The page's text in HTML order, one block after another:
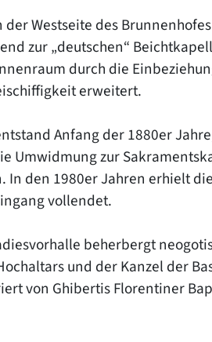
Westseite des
zur „deutschen“
durch die
erweitert.
Anfang der 1880er
Umwidmung zur
In den 1980er Jahren erhielt
vollendet.
beherbergt
und der Kanzel der
von Ghibertis Florentiner